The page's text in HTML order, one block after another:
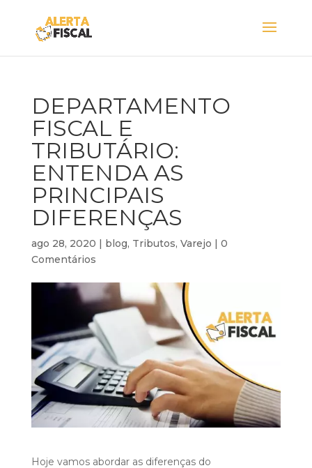
DEPARTAMENTO
FISCAL E
TRIBUTÁRIO:
ENTENDA AS
PRINCIPAIS
DIFERENÇAS
ago 28, 2020 | blog, Tributos, Varejo | 0
Comentários
Hoje vamos abordar as diferenças do